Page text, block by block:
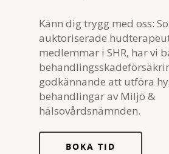
Känn dig trygg med oss:
auktoriserade
medlemmar i SHR, har vi
godkännande att utföra
behandlingar av Miljö &
hälsovårdsnämnden.
BOKA TID